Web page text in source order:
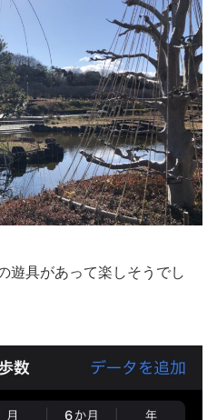
遊具があって楽しそうでし